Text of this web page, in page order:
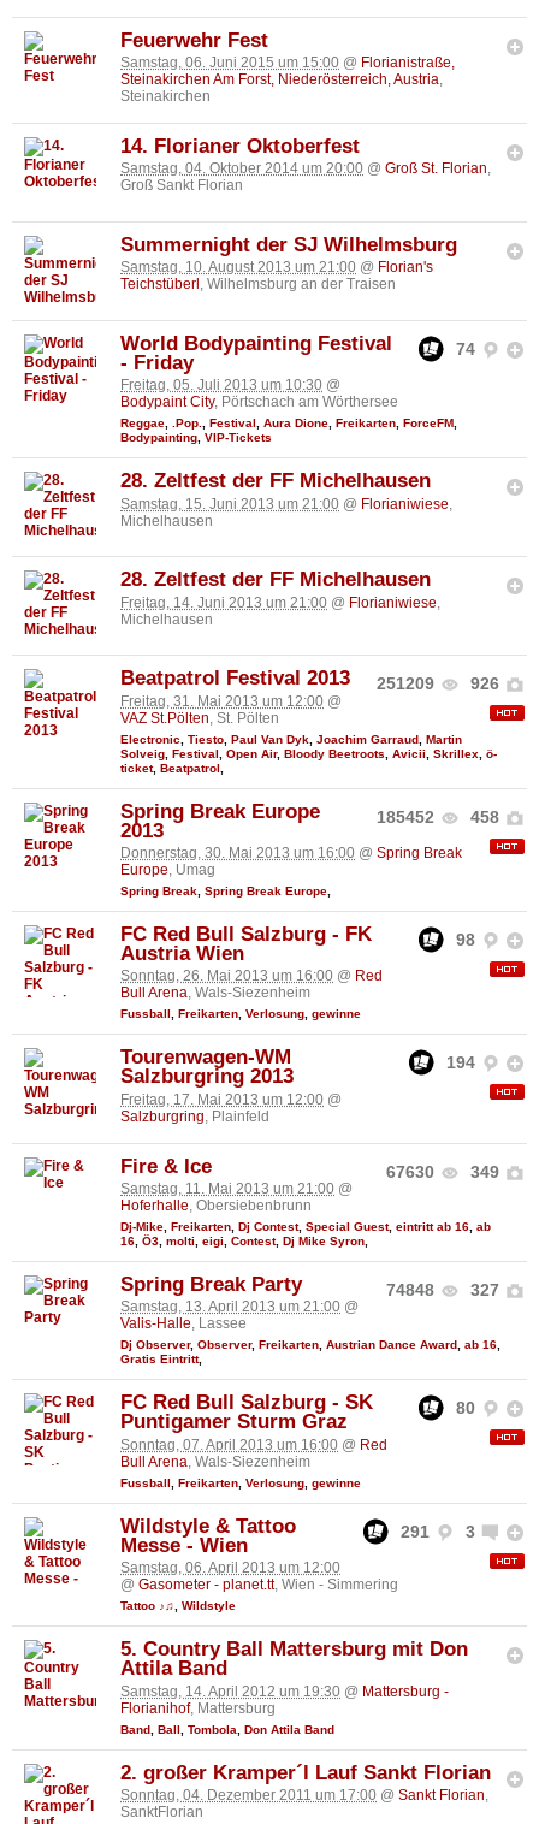
Feuerwehr Fest
Samstag, 06. Juni 2015 um 15:00 @ Florianistraße,
Steinakirchen Am Forst, Niederösterreich, Austria,
Steinakirchen
14. Florianer Oktoberfest
Samstag, 04. Oktober 2014 um 20:00 @ Groß St. Florian,
Groß Sankt Florian
Summernight der SJ Wilhelmsburg
Samstag, 10. August 2013 um 21:00 @ Florian's
Teichstüberl , Wilhelmsburg an der Traisen
74
World Bodypainting Festival
- Friday
Freitag, 05. Juli 2013 um 10:30 @
Bodypaint City, Pörtschach am Wörthersee
Reggae, .Pop., Festival, Aura Dione, Freikarten, ForceFM,
Bodypainting, VIP-Tickets
28. Zeltfest der FF Michelhausen
Samstag, 15. Juni 2013 um 21:00 @ Florianiwiese
Michelhausen
28. Zeltfest der FF Michelhausen
Freitag, 14. Juni 2013 um 21:00 @ Florianiwiese
Michelhausen
251209 926
Beatpatrol Festival 2013
Freitag, 31. Mai 2013 um 12:00 @
VAZ St.Pölten , St. Pölten
Electronic Tiesto Paul Van Dyk Joachim Garraud Martin
Solveig Festival Open Air, Bloody Beetroots Avicii Skrillex
ö-
ticket, Beatpatrol
185452 458
Spring Break Europe
2013
Donnerstag, 30. Mai 2013 um 16:00 @ Spring Break
Europe, Umag
Spring Break Spring Break Europe
98
FC Red Bull Salzburg - FK
Austria Wien
Sonntag, 26. Mai 2013 um 16:00 @ Red
Bull Arena, Wals-Siezenheim
Fussball, Freikarten, Verlosung, gewinne
194
Tourenwagen-WM
Salzburgring 2013
Freitag, 17. Mai 2013 um 12:00 @
Salzburgring , Plainfeld
67630 349
Fire & Ice
Samstag, 11. Mai 2013 um 21:00 @
Hoferhalle, Obersiebenbrunn
Dj-Mike Freikarten Dj Contest, Special Guest, eintritt ab 16 ab
16 Ö3 molti eigi Contest, Dj Mike Syron
74848 327
Spring Break Party
Samstag, 13. April 2013 um 21:00 @
Valis-Halle, Lassee
Dj Observer, Observer, Freikarten, Austrian Dance Award, ab 16,
Gratis Eintritt,
80
FC Red Bull Salzburg - SK
Puntigamer Sturm Graz
Sonntag, 07. April 2013 um 16:00 @ Red
Bull Arena , Wals-Siezenheim
Fussball Freikarten Verlosung gewinne
291 3
Wildstyle & Tattoo
Messe - Wien
Samstag, 06. April 2013 um 12:00
@ Gasometer - planet.tt, Wien - Simmering
Tattoo ♪♫ Wildstyle
5. Country Ball Mattersburg mit Don
Attila Band
Samstag, 14. April 2012 um 19:30 @ Mattersburg -
Florianihof, Mattersburg
Band Ball Tombola Don Attila Band
2. großer Kramper´l Lauf Sankt Florian
Sonntag, 04. Dezember 2011 um 17:00 @ Sankt Florian,
SanktFlorian